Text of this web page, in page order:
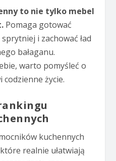
to nie tylko mebel
Pomaga gotować
i zachować ład
bałaganu.
warto pomyśleć o
codzienne życie.
kuchennych
realnie ułatwiają